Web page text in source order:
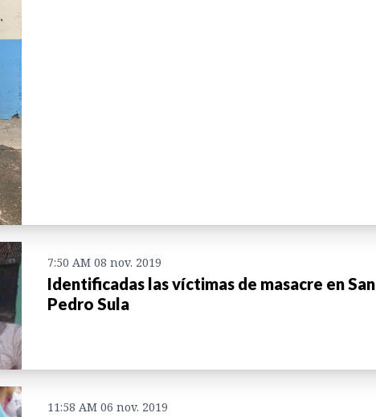
7:50 AM 08 nov. 2019
Identificadas las víctimas de masacre en San
Pedro Sula
11:58 AM 06 nov. 2019